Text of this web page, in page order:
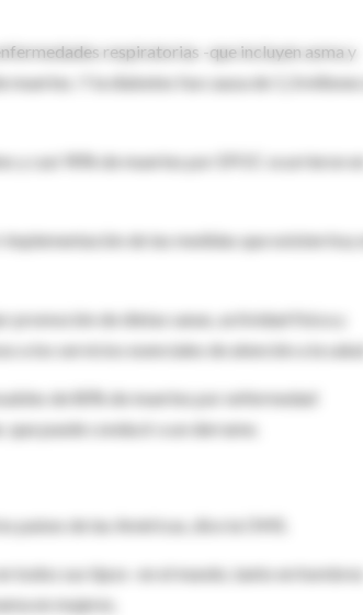
respiratorias -que incluyen asma y
Y la diabetes fue causa de 1,3
y casi 90% de muertes por EPOC ocurrieron
de las medidas que existen hoy
promoción de dietas sanas, actividad física y
a los servicios esenciales de atención a la
de 80% de muertes por enfermedad
puede conducir a un derrame.
países de las Américas, dice la OMS.
todos sus tipos- en el mundo, tanto en
en mujeres.